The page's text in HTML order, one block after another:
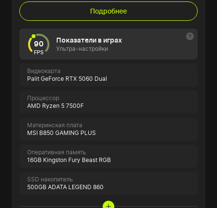
Подробнее
90
FPS
Показатели в играх
Ультра-настройки
Видеокарта
Palit GeForce RTX 5060 Dual
Процессор
AMD Ryzen 5 7500F
Материнская плата
MSI B850 GAMING PLUS
Оперативная память
16GB Kingston Fury Beast RGB
SSD накопитель
500GB ADATA LEGEND 860